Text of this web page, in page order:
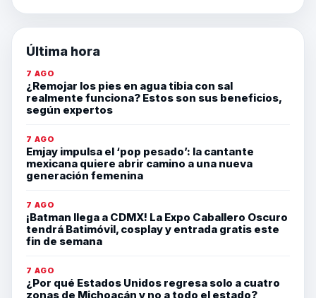
Última hora
7 AGO
¿Remojar los pies en agua tibia con sal
realmente funciona? Estos son sus beneficios,
según expertos
7 AGO
Emjay impulsa el ‘pop pesado’: la cantante
mexicana quiere abrir camino a una nueva
generación femenina
7 AGO
¡Batman llega a CDMX! La Expo Caballero Oscuro
tendrá Batimóvil, cosplay y entrada gratis este
fin de semana
7 AGO
¿Por qué Estados Unidos regresa solo a cuatro
zonas de Michoacán y no a todo el estado?